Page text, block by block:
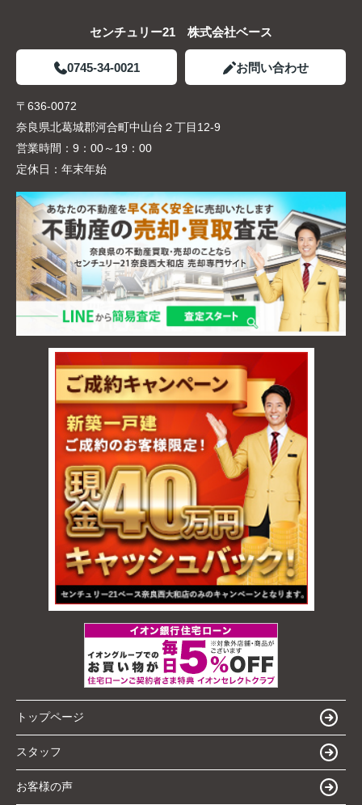
センチュリー21 株式会社ベース
0745-34-0021 お問い合わせ
〒636-0072
奈良県北葛城郡河合町中山台２丁目12-9
営業時間： 9：00～19：00
定休日： 年末年始
トップページ
スタッフ
お客様の声